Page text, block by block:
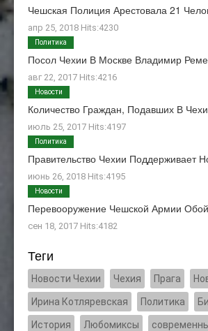
Чешская Полиция Арестовала 21
апр 25, 2018 Hits:4230
Посол Чехии В Москве Владимир
авг 22, 2017 Hits:4216
Политика
Количество Граждан, Подавших В
июль 25, 2017 Hits:4197
Новости
Правительство Чехии Поддерживает
июнь 26, 2018 Hits:4195
Политика
Перевооружение Чешской Армии
сен 18, 2017 Hits:4182
Новости
Теги
Новости Чехии Чехия Прага
Ирина Котляревская Политика
История Любомиксы